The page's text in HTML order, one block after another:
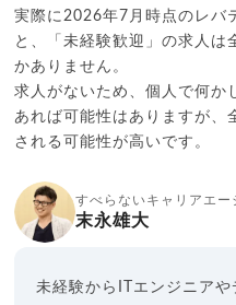
実際に2026年7月時点のレバ
と、「未経験歓迎」の求人は
かありません。
求人がないため、個人で何か
あれば可能性はありますが、
される可能性が高いです。
すべらないキャリアエー
末永雄大
未経験からITエンジニア